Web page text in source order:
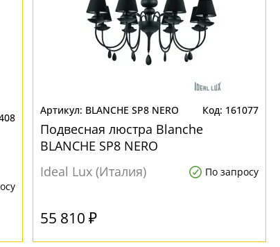
BLANCHE SP8 NERO 161077
Подвесная люстра Blanche
BLANCHE SP8 NERO
Ideal Lux (Италия)
По запросу
55 810 ₽